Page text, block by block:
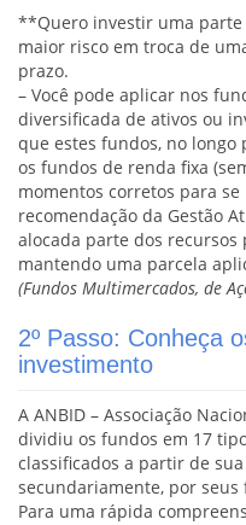
**Quero investir uma
maior risco em troca de
prazo.
– Você pode aplicar nos
diversificada de ativos ou
que estes fundos, no
os fundos de renda fixa
momentos corretos para
recomendação da Gestão
alocada parte dos recursos
mantendo uma parcela
(Fundos Multimercados, de
2º Passo: Conheça
investimento
A ANBID – Associação
dividiu os fundos em 17
classificados a partir de
secundariamente, por seus
Para uma rápida